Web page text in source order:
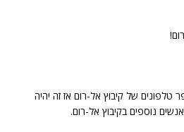
טלפונים של קיבוץ אל-רום אז זה יהיה
נוספים בקיבוץ אל-רום.